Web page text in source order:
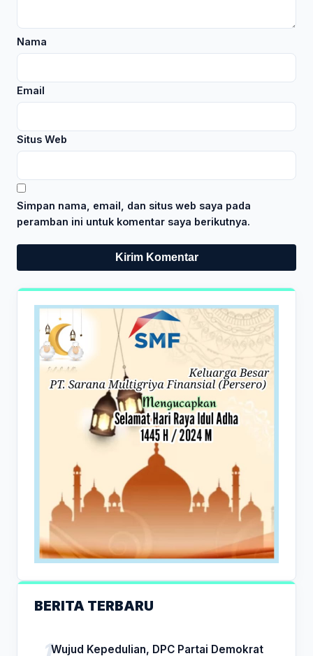
Nama
Email
Situs Web
Simpan nama, email, dan situs web saya pada
peramban ini untuk komentar saya berikutnya.
BERITA TERBARU
Wujud Kepedulian, DPC Partai Demokrat